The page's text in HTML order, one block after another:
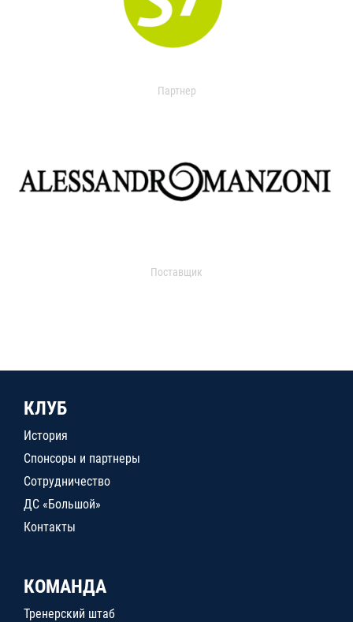
Партнер
Поставщик
КЛУБ
История
Спонсоры и партнеры
Сотрудничество
ДС «Большой»
Контакты
КОМАНДА
Тренерский штаб